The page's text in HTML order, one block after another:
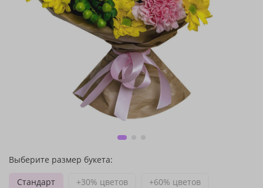
Выберите размер букета:
Стандарт
+30% цветов +60% цветов